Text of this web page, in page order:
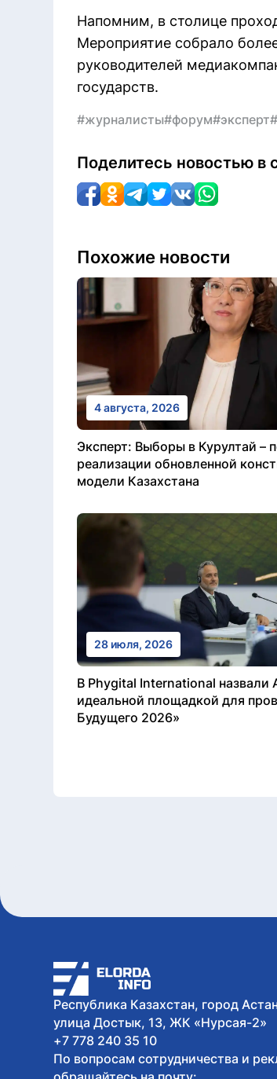
Напомним, в столице
Мероприятие собрало
руководителей
государств.
#журналисты#форум#эксперт
Поделитесь новостью в
Похожие новости
4 августа, 2026
Эксперт: Выборы в Курултай –
реализации обновленной
модели Казахстана
28 июля, 2026
В Phygital International назвали
идеальной площадкой для
Будущего 2026»
Республика Казахстан, город
улица Достык, 13, ЖК «Нурсая-2»
+7 778 240 35 10
По вопросам сотрудничества и